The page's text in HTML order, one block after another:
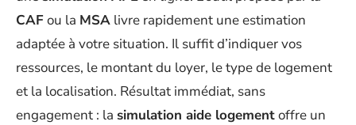
CAFou la MSA livre rapidement une estimation
adaptée à votre situation. Il suffit d’indiquer vos
ressources, le montant du loyer, le type de logement
et la localisation. Résultat immédiat, sans
engagement : la simulation aide logementoffre un